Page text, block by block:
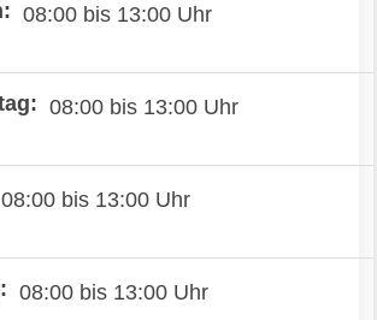
08:00 bis 13:00 Uhr
08:00 bis 13:00 Uhr
08:00 bis 13:00 Uhr
08:00 bis 13:00 Uhr